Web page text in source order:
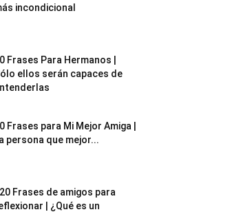
incondicional
Frases Para Hermanos |
ellos serán capaces de
Frases para Mi Mejor Amiga |
persona que mejor...
Frases de amigos para
| ¿Qué es un